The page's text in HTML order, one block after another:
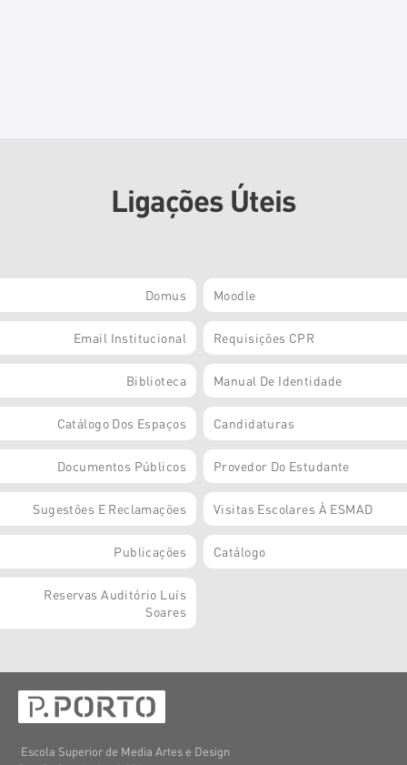
Ligações Úteis
Domus Moodle
Email Institucional Requisições CPR
Biblioteca Manual De Identidade
Catálogo Dos Espaços Candidaturas
Documentos Públicos Provedor Do Estudante
Sugestões E Reclamações Visitas Escolares À ESMAD
Publicações Catálogo
Reservas Auditório Luís
Soares
Escola Superior de Media Artes e Design